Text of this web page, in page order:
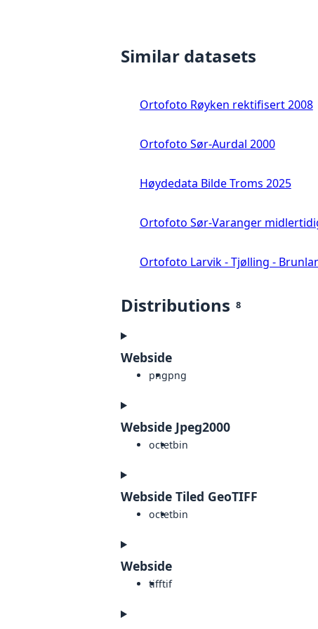
Similar datasets
Ortofoto Røyken rektifisert 2008
Ortofoto Sør-Aurdal 2000
Høydedata Bilde Troms 2025
Ortofoto Sør-Varanger
Ortofoto Larvik - Tjølling -
Distributions 8
Webside
pngpng
Webside Jpeg2000
octetbin
Webside Tiled GeoTIFF
octetbin
Webside
tifftif